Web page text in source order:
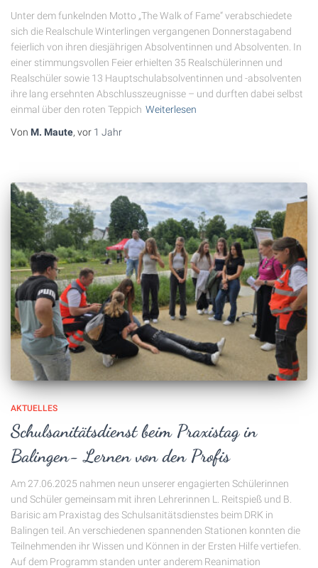
Unter dem funkelnden Motto „The Walk of Fame“ verabschiedete
sich die Realschule Winterlingen vergangenen Donnerstagabend
feierlich von ihren diesjährigen Absolventinnen und Absolventen. In
einer stimmungsvollen Feier erhielten 35 Realschülerinnen und
Realschüler sowie 13 Hauptschulabsolventinnen und -absolventen
ihre lang ersehnten Abschlusszeugnisse – und durften dabei selbst
einmal über den roten Teppich Weiterlesen
Von M. Maute, vor 1 Jahr
AKTUELLES
Schulsanitätsdienst beim Praxistag in
Balingen- Lernen von den Profis
Am 27.06.2025 nahmen neun unserer engagierten Schülerinnen
und Schüler gemeinsam mit ihren Lehrerinnen L. Reitspieß und B.
Barisic am Praxistag des Schulsanitätsdienstes beim DRK in
Balingen teil. An verschiedenen spannenden Stationen konnten die
Teilnehmenden ihr Wissen und Können in der Ersten Hilfe vertiefen.
Auf dem Programm standen unter anderem Reanimation